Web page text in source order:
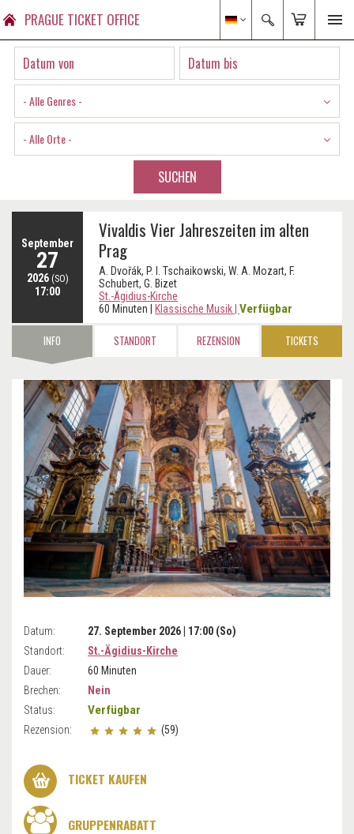
PRAGUE TICKET OFFICE
- Alle Genres -
- Alle Orte -
SUCHEN
September
27
2026 (SO)
17:00
Vivaldis Vier Jahreszeiten im alten
Prag
A. Dvořák, P. I. Tschaikowski, W. A. Mozart, F.
Schubert, G. Bizet
St.-Ägidius-Kirche
60 Minuten
Klassische Musik Verfügbar
INFO STANDORT REZENSION TICKETS
Datum:
27. September 2026 | 17:00 (So)
Standort:
St.-Ägidius-Kirche
Dauer:
60 Minuten
Brechen:
Nein
Status:
Verfügbar
Rezension: (59)
TICKET KAUFEN
GRUPPENRABATT